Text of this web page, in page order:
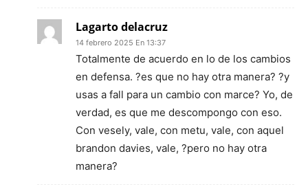
Lagarto delacruz
14 febrero 2025 En 13:37
Totalmente de acuerdo en lo de los cambios
en defensa. ?es que no hay otra manera? ?y
usas a fall para un cambio con marce? Yo, de
verdad, es que me descompongo con eso.
Con vesely, vale, con metu, vale, con aquel
brandon davies, vale, ?pero no hay otra
manera?